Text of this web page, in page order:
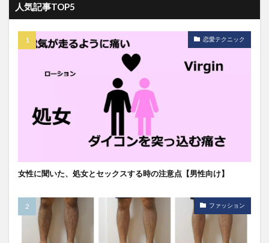
人気記事TOP5
恋愛テクニック
女性に聞いた、処女とセックスする時の注意点【男性向け】
ファッション